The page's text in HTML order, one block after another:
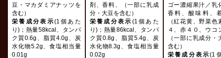
豆・マカダミアナッツを
含む）
栄養成分表示(1個あた
り)；熱量58kcal、タンパ
ク質0.6g、脂質4.0g、炭
水化物5.2g、食塩相当量
0.01g
剤、香料、（一部に乳成
分・大豆を含む）
栄養成分表示 (1個あた
り)；熱量86kcal、タンパ
ク質0.8g、脂質5.4g、炭
水化物8.3g、食塩相当量
0.02g
ゴー濃縮果汁／乳
香料、酸味料、
（紅花黄、野菜色
４、赤４０、ウコ
（一部に乳成分・
含む）
栄養成分表示(1